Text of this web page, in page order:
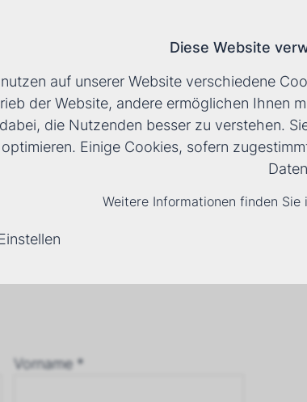
Vorname *
Diese Website
auf unserer Website verschiedene
der Website, andere ermöglichen Ihnen
die Nutzenden besser zu verstehen.
Einige Cookies, sofern
Weitere Informationen finden Sie